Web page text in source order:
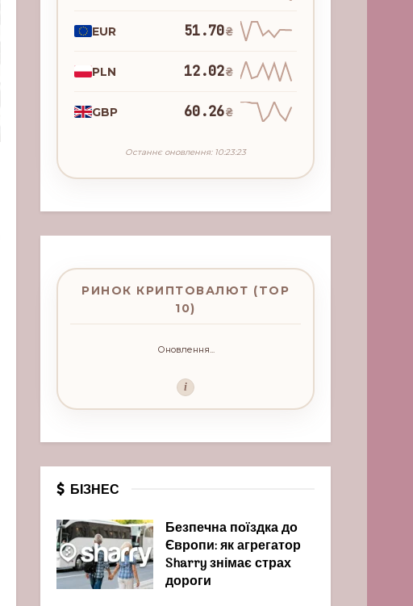
EUR 51.70₴
PLN 12.02₴
GBP 60.26₴
Останнє оновлення: 10:23:23
РИНОК КРИПТОВАЛЮТ (TOP
10)
Оновлення...
i
БІЗНЕС
Безпечна поїздка до
Європи: як агрегатор
Sharry знімає страх
дороги